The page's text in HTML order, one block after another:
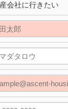
会社に行きたい